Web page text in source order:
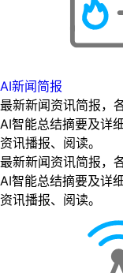
AI新闻简报
最新新闻资讯简报，
AI智能总结摘要及详
资讯播报、阅读。
最新新闻资讯简报，
AI智能总结摘要及详
资讯播报、阅读。